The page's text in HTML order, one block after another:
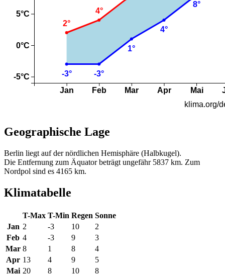
Geographische Lage
Berlin liegt auf der nördlichen Hemisphäre (Halbkugel).
Die Entfernung zum Äquator beträgt ungefähr 5837 km. Zum
Nordpol sind es 4165 km.
Klimatabelle
T-Max T-Min Regen Sonne
Jan 2 -3 10
2
Feb 4 -3 9
3
Mar 8 1 8
4
Apr 13 4 9
5
Mai 20 8 10 8